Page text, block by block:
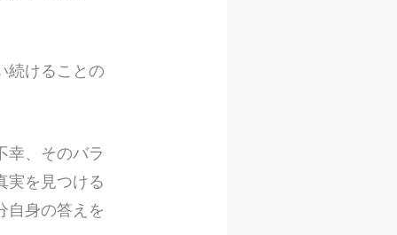
続けることの
幸、そのバラ
実を見つける
自身の答えを